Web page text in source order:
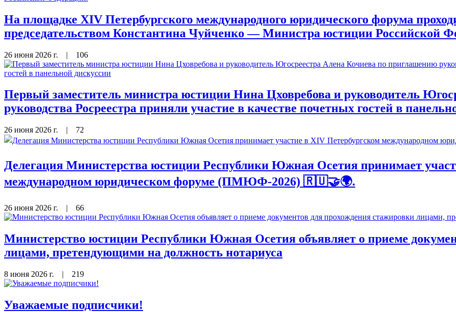
На площадке XIV Петербургского международного юридического форума
председательством Константина Чуйченко — Министра юстиции Российской
26 июня 2026 г. | 106
Первый заместитель министра юстиции Нина Цховребова и руководитель
руководства Росреестра приняли участие в качестве почетных гостей в
26 июня 2026 г. | 72
Делегация Министерства юстиции Республики Южная Осетия принимает
международном юридическом форуме (ПМЮФ-2026) 🇷🇺🤝🌍.
26 июня 2026 г. | 66
Министерство юстиции Республики Южная Осетия объявляет о приеме
лицами, претендующими на должность нотариуса
8 июня 2026 г. | 219
Уважаемые подписчики!